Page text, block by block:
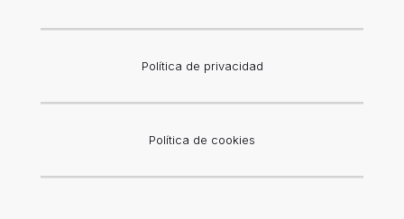
Política de privacidad
Política de cookies